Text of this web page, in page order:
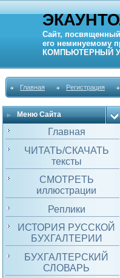
Сайт,
его неминуемому
КОМПЬЮТЕРНЫЙ
Главная Регистрация
Меню Сайта
Главная
ЧИТАТЬ/СКАЧАТЬ
тексты
СМОТРЕТЬ
иллюстрации
Реплики
ИСТОРИЯ РУССКОЙ
БУХГАЛТЕРИИ
БУХГАЛТЕРСКИЙ
СЛОВАРЬ